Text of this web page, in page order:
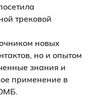
трековой
новых
но и опытом
знания и
применение в